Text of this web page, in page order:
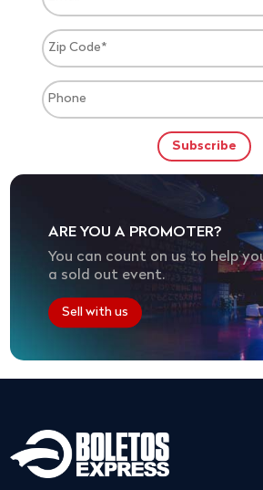
ARE YOU A PROMOTER?
You can count on us to help
a sold out event.
Sell with us